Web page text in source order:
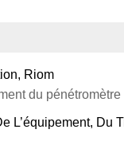
Riom
du
L’équipement, Du